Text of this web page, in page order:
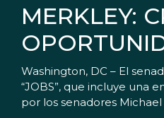
MERKLEY:
Washington, DC – El
“JOBS”, que incluye una
por los senadores